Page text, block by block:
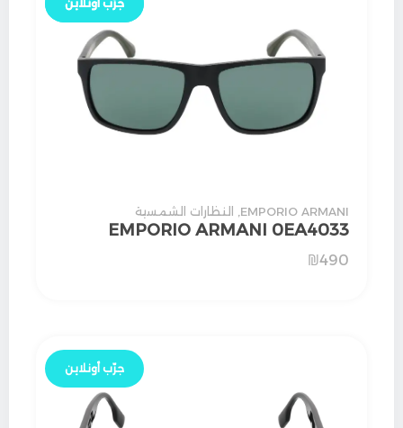
EMPORIO ARMANI النظارات الشمسية
EMPORIO ARMANI 0EA4033
₪490
جرّب أونلاين
جرّب أونلاين
جرّب أونلاين